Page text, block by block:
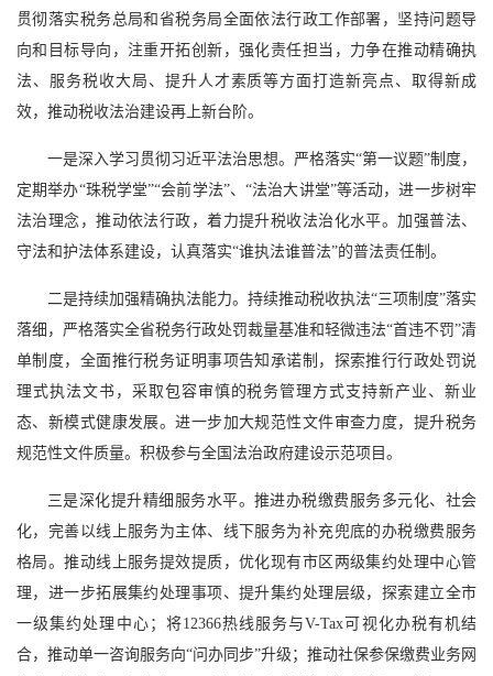
贯彻落实税务总局和省税务局全面依法行政工作部署，坚持问题导
向和目标导向，注重开拓创新，强化责任担当，力争在推动精确执
法、服务税收大局、提升人才素质等方面打造新亮点、取得新成
效，推动税收法治建设再上新台阶。
一是深入学习贯彻习近平法治思想。严格落实“第一议题”制度，
定期举办“珠税学堂”“会前学法”、“法治大讲堂”等活动，进一步树牢
法治理念，推动依法行政，着力提升税收法治化水平。加强普法、
守法和护法体系建设，认真落实“谁执法谁普法”的普法责任制。
二是持续加强精确执法能力。持续推动税收执法“三项制度”落实
落细，严格落实全省税务行政处罚裁量基准和轻微违法“首违不罚”清
单制度，全面推行税务证明事项告知承诺制，探索推行行政处罚说
理式执法文书，采取包容审慎的税务管理方式支持新产业、新业
态、新模式健康发展。进一步加大规范性文件审查力度，提升税务
规范性文件质量。积极参与全国法治政府建设示范项目。
三是深化提升精细服务水平。推进办税缴费服务多元化、社会
化，完善以线上服务为主体、线下服务为补充兜底的办税缴费服务
格局。推动线上服务提效提质，优化现有市区两级集约处理中心管
理，进一步拓展集约处理事项、提升集约处理层级，探索建立全市
一级集约处理中心；将12366热线服务与V-Tax可视化办税有机结
合，推动单一咨询服务向“问办同步”升级；推动社保参保缴费业务网